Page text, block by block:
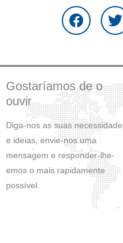
a
c
e
o
o
k
i
t
e
r
Gostaríamos de o
ouvir
Diga-nos as suas
e ideias, envie-nos uma
mensagem e responder-lhe-
emos o mais rapidamente
possível.